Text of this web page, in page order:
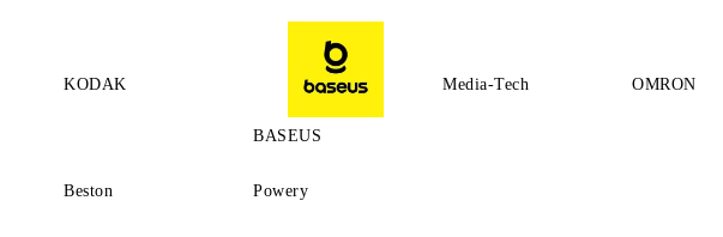
KODAK
BASEUS
Media-Tech OMRON
Beston Powery